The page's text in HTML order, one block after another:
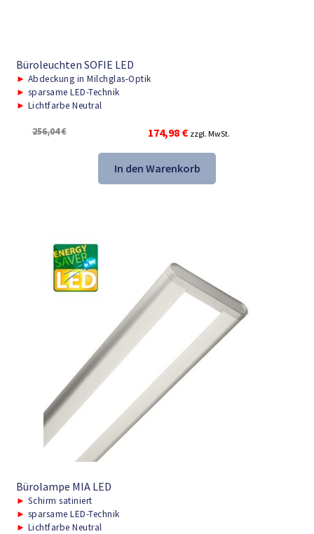
Büroleuchten SOFIE LED
► Abdeckung in Milchglas-Optik
► sparsame LED-Technik
► Lichtfarbe Neutral
256,04€
Ursprünglicher
Preis
war:
256,04 €
174,98 €Aktueller
Preis
ist:
174,98 €.
zzgl. MwSt.
In den Warenkorb
Bürolampe MIA LED
► Schirm satiniert
► sparsame LED-Technik
► Lichtfarbe Neutral